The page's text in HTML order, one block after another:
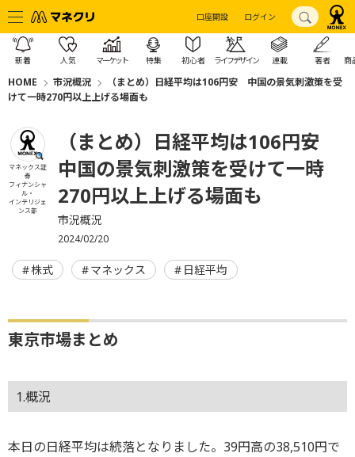
口座開設 ログイン
新着 人気 マーケット 特集 初心者 ライフデザイン 連載 著者 商
HOME 市況概況
（まとめ）日経平均は106円安 中国の景気刺激策を受
けて一時270円以上上げる場面も
マネックス証
券
フィナンシャ
ル・
インテリジェ
ンス部
（まとめ）日経平均は106円安
中国の景気刺激策を受けて一時
270円以上上げる場面も
市況概況
2024/02/20
株式 マネックス 日経平均
東京市場まとめ
1.概況
本日の日経平均は続落となりました。39円高の38,510円で